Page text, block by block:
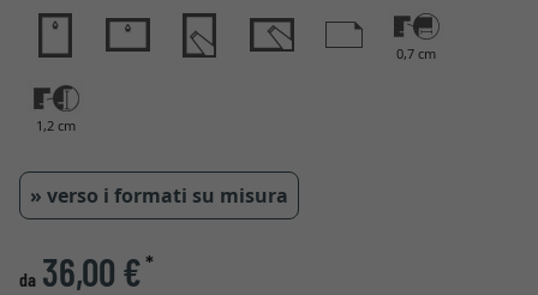
0,7 cm
1,2 cm
» verso i formati su misura
da 36,00 €*